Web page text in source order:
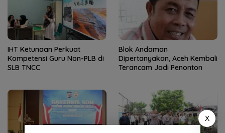
IHT Ketunaan Perkuat
Kompetensi Guru Non-PLB di
SLB TNCC
Blok Andaman
Dipertanyakan, Aceh Kembali
Terancam Jadi Penonton
X